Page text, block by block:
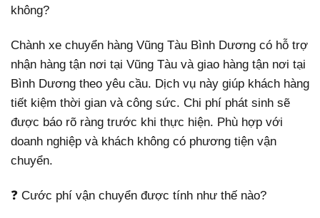
không?
Chành xe chuyển hàng Vũng Tàu Bình Dương có hỗ trợ
nhận hàng tận nơi tại Vũng Tàu và giao hàng tận nơi tại
Bình Dương theo yêu cầu. Dịch vụ này giúp khách hàng
tiết kiệm thời gian và công sức. Chi phí phát sinh sẽ
được báo rõ ràng trước khi thực hiện. Phù hợp với
doanh nghiệp và khách không có phương tiện vận
chuyển.
❓ Cước phí vận chuyển được tính như thế nào?